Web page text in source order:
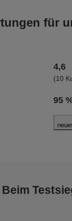
für
4,6
(10
95
Peter
Beim